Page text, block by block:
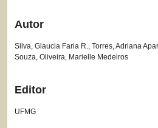
Autor
Silva, Glaucia Faria R., Torres, Adriana
Souza, Oliveira, Marielle Medeiros
Editor
UFMG